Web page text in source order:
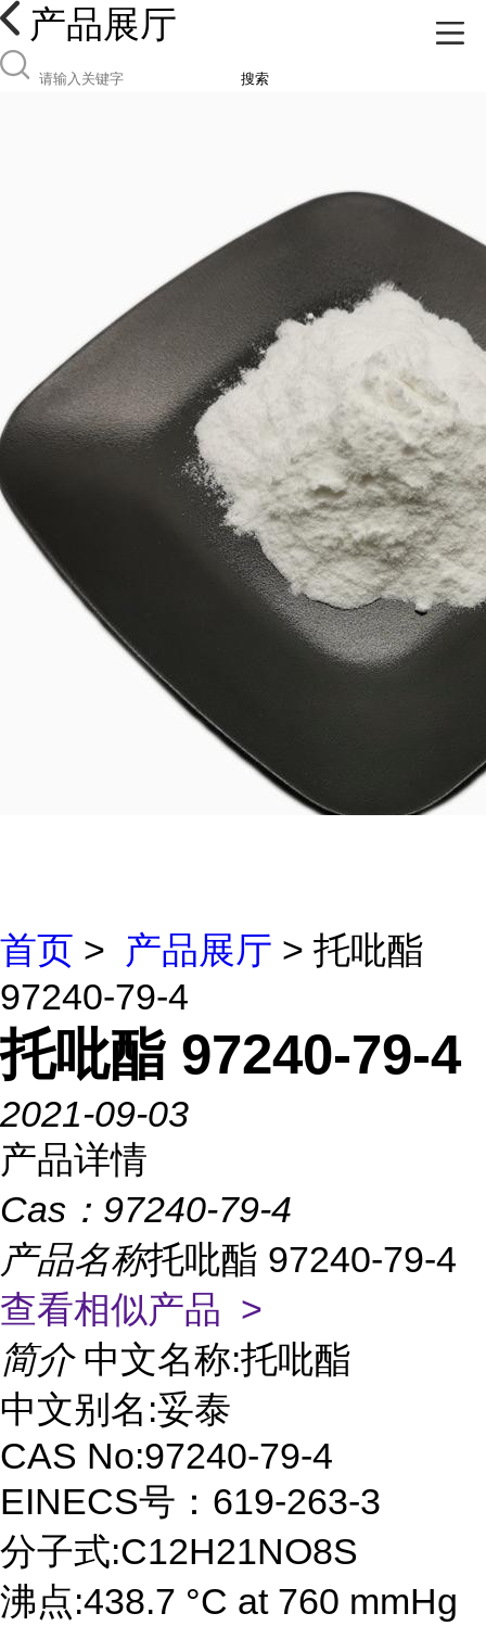
产品展厅
搜索
首页 > 产品展厅 > 托吡酯
97240-79-4
托吡酯 97240-79-4
2021-09-03
产品详情
Cas： 97240-79-4
产品名称托吡酯 97240-79-4
查看相似产品 >
简介 中文名称:托吡酯
中文别名:妥泰
CAS No:97240-79-4
EINECS号：619-263-3
分子式:C12H21NO8S
沸点:438.7 °C at 760 mmHg